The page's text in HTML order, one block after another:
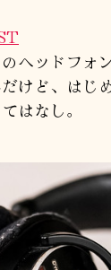
ヘッドフォ
けど、はじ
はなし。